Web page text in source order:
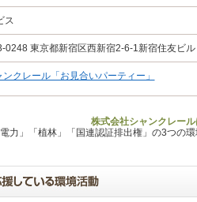
ス
0248 東京都新宿区西新宿2-6-1新宿住友ビル
ンクレール「お見合いパーティー」
株式会社シャンクレー
力」「植林」「国連認証排出権」の3つの